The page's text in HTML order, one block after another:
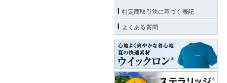
特定商取引法に基づく表記
よくある質問